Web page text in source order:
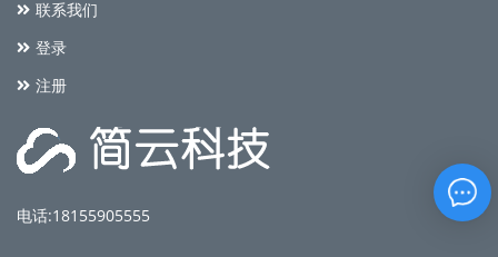
联系我们
登录
注册
电话:18155905555